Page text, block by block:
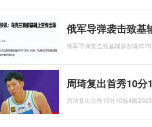
俄军导弹袭击致基
俄军导弹袭击致基辅多起爆炸
周琦复出首秀10分
周琦复出首秀10分10板4断